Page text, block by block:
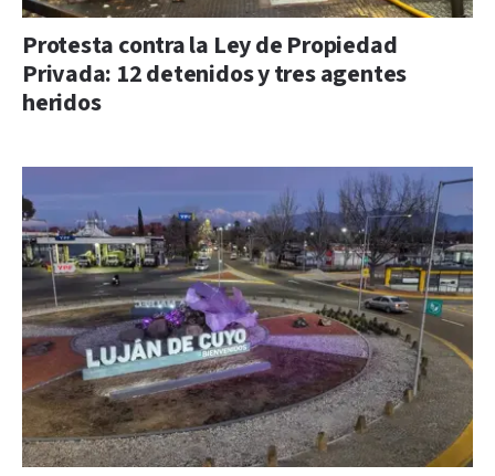
Protesta contra la Ley de Propiedad
Privada: 12 detenidos y tres agentes
heridos